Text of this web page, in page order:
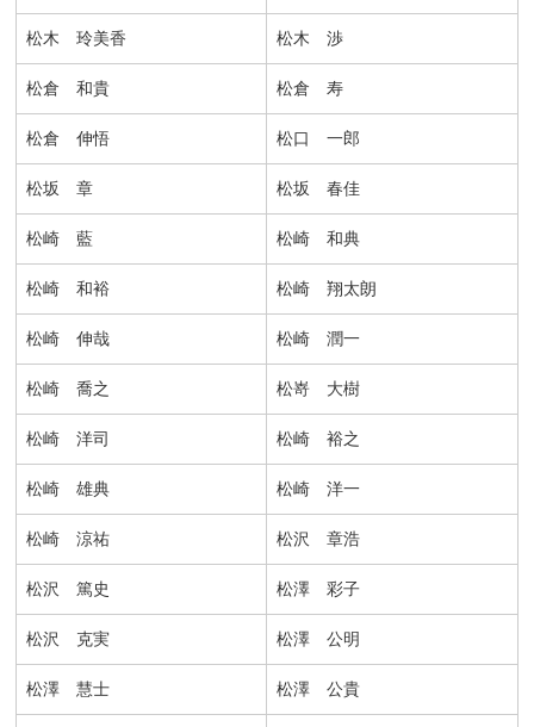
松木 玲美香 松木 渉
松倉 和貴 松倉 寿
松倉 伸悟 松口 一郎
松坂 章 松坂 春佳
松崎 藍 松崎 和典
松崎 和裕 松崎 翔太朗
松崎 伸哉 松崎 潤一
松崎 喬之 松嵜 大樹
松崎 洋司 松崎 裕之
松崎 雄典 松崎 洋一
松崎 涼祐 松沢 章浩
松沢 篤史 松澤 彩子
松沢 克実 松澤 公明
松澤 慧士 松澤 公貴